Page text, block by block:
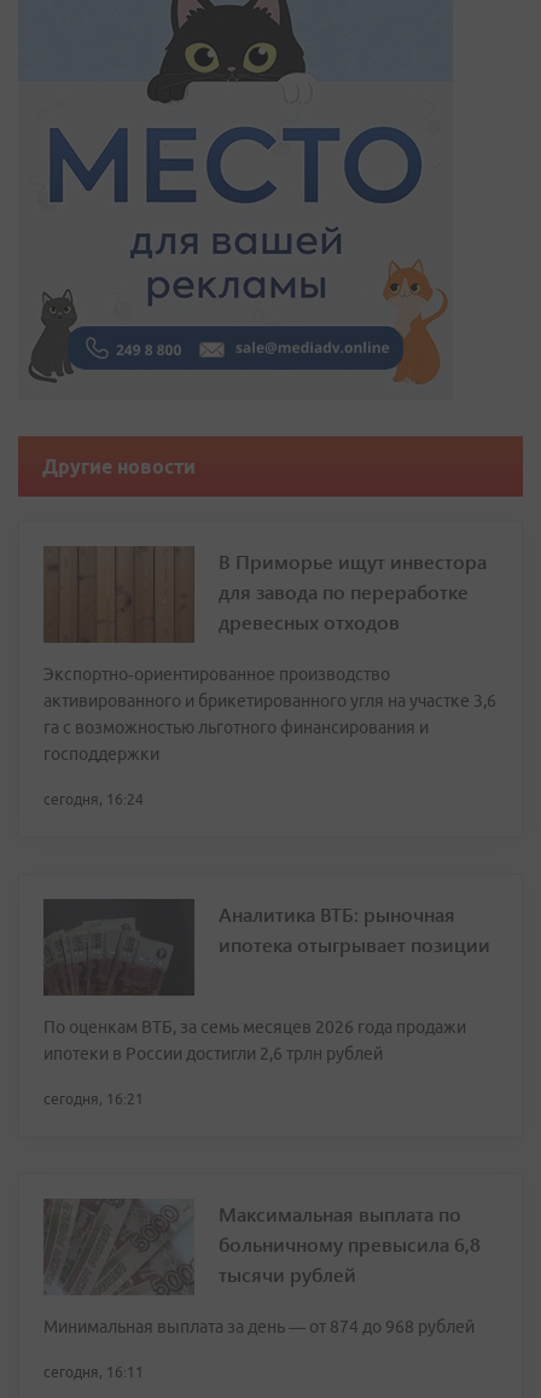
Другие новости
В Приморье ищут инвестора
для завода по переработке
древесных отходов
Экспортно‑ориентированное производство
активированного и брикетированного угля на участке 3,6
га с возможностью льготного финансирования и
господдержки
сегодня, 16:24
Аналитика ВТБ: рыночная
ипотека отыгрывает позиции
По оценкам ВТБ, за семь месяцев 2026 года продажи
ипотеки в России достигли 2,6 трлн рублей
сегодня, 16:21
Максимальная выплата по
больничному превысила 6,8
тысячи рублей
Минимальная выплата за день — от 874 до 968 рублей
сегодня, 16:11